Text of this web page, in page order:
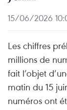
15/06/2026
Les chiffres
millions de
fait l’objet
matin du 15
numéros ont